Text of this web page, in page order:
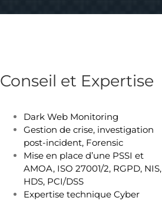
Conseil et Expertise
Dark Web Monitoring
Gestion de crise, investigation
post-incident, Forensic
Mise en place d’une PSSI et
AMOA, ISO 27001/2, RGPD, NIS,
HDS, PCI/DSS
Expertise technique Cyber